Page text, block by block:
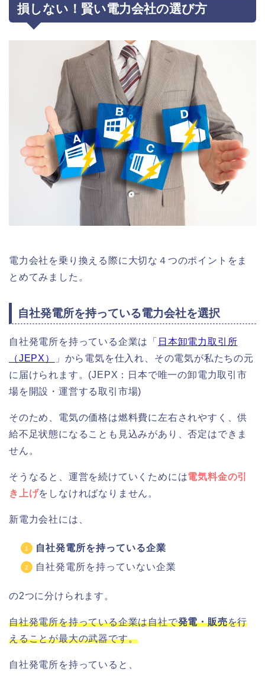
損しない！賢い電力会社の選び方
電力会社を乗り換える際に大切な４つのポイントをま
とめてみました。
自社発電所を持っている電力会社を選択
自社発電所を持っている企業は「 日本卸電力取引所
（JEPX）
」から電気を仕入れ、その電気が私たちの元
に届けられます。(JEPX：日本で唯一の卸電力取引市
場を開設・運営する取引市場)
そのため、電気の価格は燃料費に左右されやすく、供
給不足状態になることも見込みがあり、否定はできま
せん。
そうなると、運営を続けていくためには電気料金の引
き上げをしなければなりません。
新電力会社には、
自社発電所を持っている企業
自社発電所を持っていない企業
の2つに分けられます。
自社発電所を持っている企業は自社で発電・販売を行
えることが最大の武器です。
自社発電所を持っていると、